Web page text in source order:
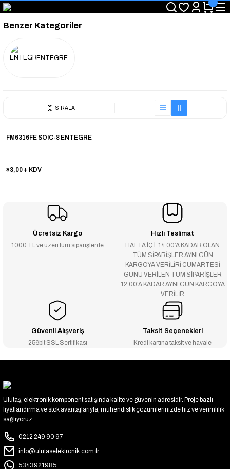
"Saat 14:00'a Kadar Verilen Siparişlerde Aynı Gün Kargo Avantajı!
"Binlerce Ürün Çeşitliliği ile Stoktan Hemen Teslim."
"Toptan Fiyatına Perakende Satış Avantajını Kaçırmayın!"
Benzer Kategoriler
ENTEGRE
SIRALA
FM6316FE SOIC-8 ENTEGRE
$3,00 + KDV
Ücretsiz Kargo
1000 TL ve üzeri tüm siparişlerde
Hızlı Teslimat
HAFTA İÇİ : 14:00’A KADAR OLAN
TÜM SİPARİŞLER AYNI GÜN
KARGOYA VERİLİRİ CUMARTESİ
GÜNÜ VERİLEN TÜM SİPARİŞLER
12:00'A KADAR AYNI GÜN KARGOYA
VERİLİR
Güvenli Alışveriş
256bit SSL Sertifikası
Taksit Seçenekleri
Kredi kartına taksit ve havale
Ulutaş, elektronik komponent satışında kalite ve güvenin adresidir. Proje bazlı
fiyatlandırma ve stok avantajlarıyla, mühendislik çözümlerinizde hız ve verimlilik
sağlıyoruz.
0212 249 90 97
info@ulutaselektronik.com.tr
5343921985